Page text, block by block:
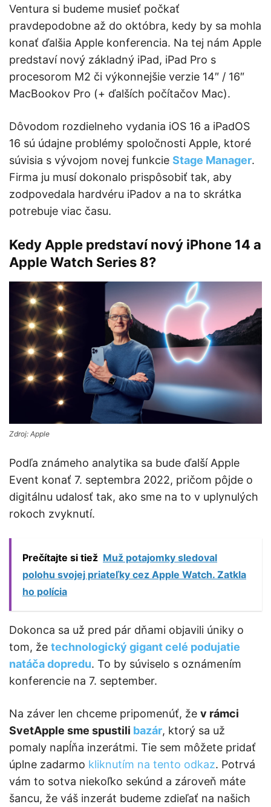
Ventura si budeme musieť počkať
pravdepodobne až do októbra, kedy by sa mohla
konať ďalšia Apple konferencia. Na tej nám Apple
predstaví nový základný iPad, iPad Pro s
procesorom M2 či výkonnejšie verzie 14″ / 16″
MacBookov Pro (+ ďalších počítačov Mac).
Dôvodom rozdielneho vydania iOS 16 a iPadOS
16 sú údajne problémy spoločnosti Apple, ktoré
súvisia s vývojom novej funkcie Stage Manager.
Firma ju musí dokonalo prispôsobiť tak, aby
zodpovedala hardvéru iPadov a na to skrátka
potrebuje viac času.
Kedy Apple predstaví nový iPhone 14 a
Apple Watch Series 8?
Zdroj: Apple
Podľa známeho analytika sa bude ďalší Apple
Event konať 7. septembra 2022, pričom pôjde o
digitálnu udalosť tak, ako sme na to v uplynulých
rokoch zvyknutí.
Prečítajte si tiež Muž potajomky sledoval
polohu svojej priateľky cez Apple Watch. Zatkla
ho polícia
Dokonca sa už pred pár dňami objavili úniky o
tom, že technologický gigant celé podujatie
natáča dopredu. To by súviselo s oznámením
konferencie na 7. september.
Na záver len chceme pripomenúť, že v rámci
SvetApple sme spustili bazár, ktorý sa už
pomaly napĺňa inzerátmi. Tie sem môžete pridať
úplne zadarmo kliknutím na tento odkaz. Potrvá
vám to sotva niekoľko sekúnd a zároveň máte
šancu, že váš inzerát budeme zdieľať na našich